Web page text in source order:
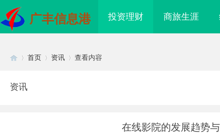
广丰信息港 投资理财 商旅生涯
首页 资讯 查看内容
资讯
在线影院的发展趋势